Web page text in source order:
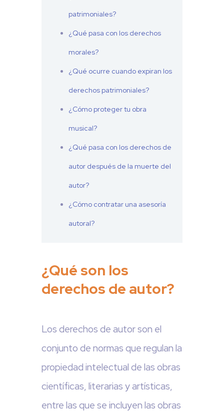
patrimoniales?
¿Qué pasa con los derechos
morales?
¿Qué ocurre cuando expiran los
derechos patrimoniales?
¿Cómo proteger tu obra
musical?
¿Qué pasa con los derechos de
autor después de la muerte del
autor?
¿Cómo contratar una asesoría
autoral?
¿Qué son los
derechos de autor?
Los derechos de autor son el
conjunto de normas que regulan la
propiedad intelectual de las obras
científicas, literarias y artísticas,
entre las que se incluyen las obras